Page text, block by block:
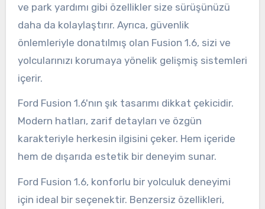
ve park yardımı gibi özellikler size sürüşünüzü
daha da kolaylaştırır. Ayrıca, güvenlik
önlemleriyle donatılmış olan Fusion 1.6, sizi ve
yolcularınızı korumaya yönelik gelişmiş sistemleri
içerir.
Ford Fusion 1.6'nın şık tasarımı dikkat çekicidir.
Modern hatları, zarif detayları ve özgün
karakteriyle herkesin ilgisini çeker. Hem içeride
hem de dışarıda estetik bir deneyim sunar.
Ford Fusion 1.6, konforlu bir yolculuk deneyimi
için ideal bir seçenektir. Benzersiz özellikleri,